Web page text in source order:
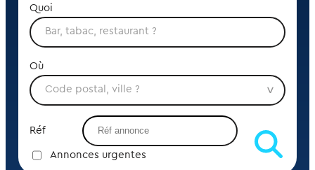
Quoi
Où
Réf
Annonces urgentes